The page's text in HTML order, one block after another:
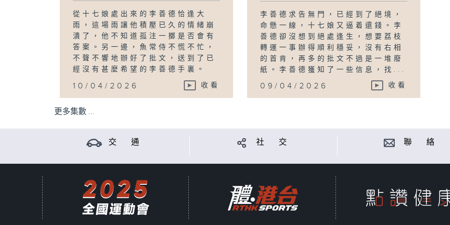
從十七娘處出來的李善德恰逢大
雨，這場雨讓他積壓已久的情緒崩
潰了，他不知道孤注一擲是否會有
答案。另一邊，魚常侍不慌不忙，
不聲不響地辦好了批文，送到了已
經沒有甚麼希望的李善德手裏。
10/04/2026 收看
李善德求告無門，已經到了絕境，
命懸一線，十七娘又逼着還錢。李
善德卻沒想到絕處逢生，想要荔枝
轉運一事辦得順利穩妥，沒有右相
的首肯，再多的批文不過是一堆廢
紙。李善德獲知了一些信息，找...
09/04/2026 收看
更多集數 ...
交 通 社 交 聯 絡